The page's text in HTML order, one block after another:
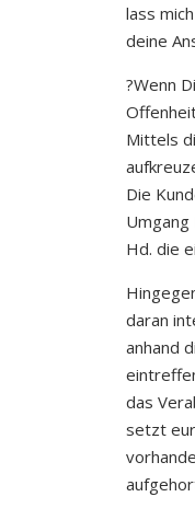
lass
deine
?Wenn
Mittels
Die
Hd. die
daran
anhand
das
setzt